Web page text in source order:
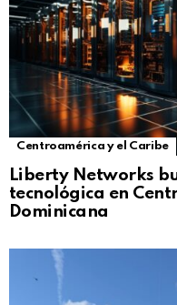
Centroamérica y el Caribe
Liberty Networks
tecnológica en
Dominicana